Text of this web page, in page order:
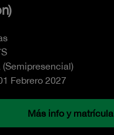
(Semipresencial)
Febrero 2027
Más info y matrícula